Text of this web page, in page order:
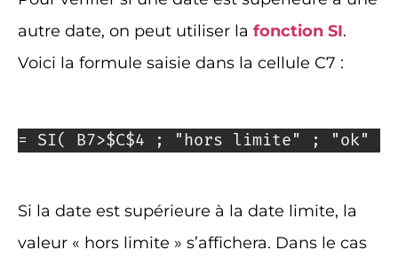
autre date, on peut utiliser la fonction SI.
Voici la formule saisie dans la cellule C7 :
= SI( B7>$C$4 ; "hors limite" ; "ok" )
Si la date est supérieure à la date limite, la
valeur « hors limite » s’affichera. Dans le cas